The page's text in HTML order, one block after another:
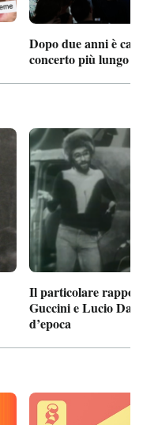
Dopo due anni è
concerto più lungo
Il particolare
Guccini e Lucio
d’epoca